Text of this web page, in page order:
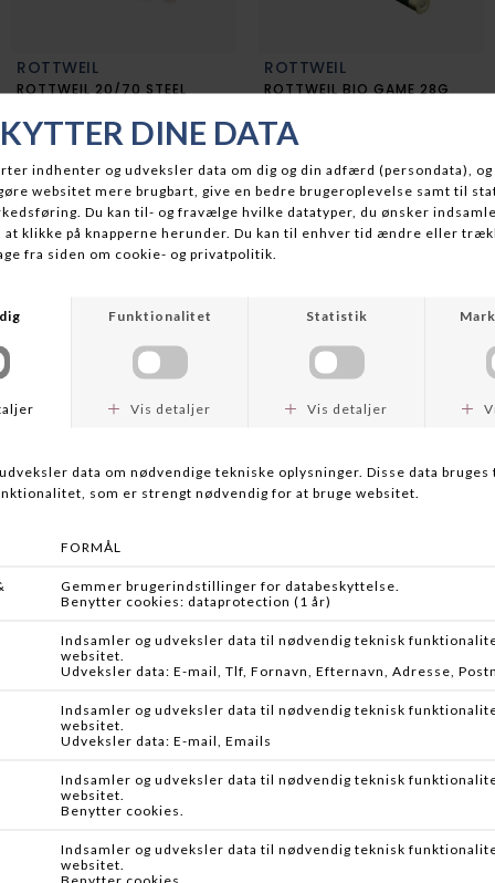
ROTTWEIL
ROTTWEIL 20/70 STEEL
ROTTWEIL
ROTTWEIL BIO GAME 28G
-24%
ROTTWEIL STEEL GAME HV
DKK 105,00
FASTEEL MAGNUM KAL 20/76
FASTEEL MAGNUM 12/76 28G
DKK 199,95
KENT
DKK 179,95